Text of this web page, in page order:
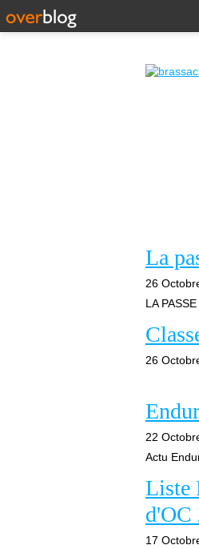
La
26
LA
26
22
Actu
Liste
d'OC
17